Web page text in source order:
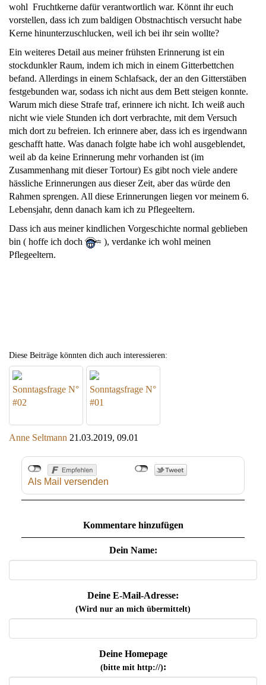
wohl Fruchtkerne dafür verantwortlich war. Könnt ihr euch
vorstellen, dass ich zum baldigen Obstnachtisch versucht habe
Kerne hinunterzuschlucken, weil ich bei ihr sein wollte?
Ein weiteres Detail aus meiner frühsten Erinnerung ist ein
stockdunkler Raum, indem ich mich in einem Gitterbettchen
befand. Allerdings in einem Schlafsack, der an den Gitterstäben
festgebunden war, sodass ich nicht aus dem Bett steigen konnte.
Warum mich diese Strafe traf, erinnere ich nicht. Ich weiß auch
nicht wie viele Stunden ich dort verbrachte, mit dem Versuch
mich dort zu befreien. Ich erinnere aber, dass ich es irgendwann
geschafft hatte. Was danach folgte habe ich wohl ausgeblendet,
weil ab da keine Erinnerung mehr vorhanden ist (im
Zusammenhang mit dieser Tortour) Es gibt noch viele andere
hässliche Erinnerungen aus dieser Zeit, aber das würde den
Rahmen sprengen. All diese Erinnerungen liegen vor meinem 6.
Lebensjahr, denn danach kam ich zu Pflegeeltern.
Dass ich aus meiner kindlichen Vorgeschichte normal geblieben
bin ( hoffe ich doch
), verdanke ich wohl meinen
Pflegeeltern.
Diese Beiträge könnten dich auch interessieren:
Sonntagsfrage N°
#02
Sonntagsfrage N°
#01
Anne Seltmann 21.03.2019, 09.01
Als Mail versenden
Kommentare hinzufügen
Dein Name:
Deine E-Mail-Adresse:
(Wird nur an mich übermittelt)
Deine Homepage
(bitte mit http://):